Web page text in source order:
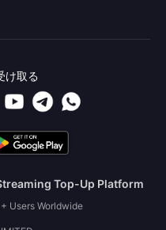
け取る
Top-Up Platform
Users Worldwide